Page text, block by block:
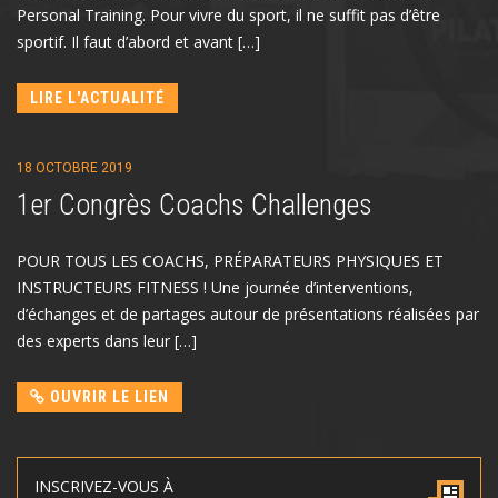
Personal Training. Pour vivre du sport, il ne suffit pas d’être
sportif. Il faut d’abord et avant […]
LIRE L'ACTUALITÉ
18 OCTOBRE 2019
1er Congrès Coachs Challenges
POUR TOUS LES COACHS, PRÉPARATEURS PHYSIQUES ET
INSTRUCTEURS FITNESS ! Une journée d’interventions,
d’échanges et de partages autour de présentations réalisées par
des experts dans leur […]
OUVRIR LE LIEN
INSCRIVEZ-VOUS À